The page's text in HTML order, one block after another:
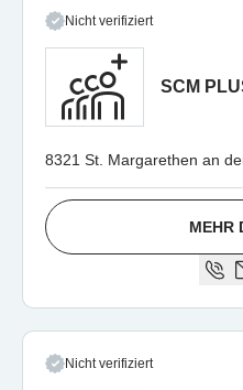
Nicht verifiziert
SCM
8321 St. Margarethen an
MEHR
Nicht verifiziert